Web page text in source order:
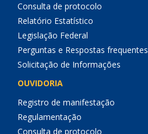
Consulta de protocolo
Relatório Estatístico
Legislação Federal
Perguntas e Respostas frequentes
Solicitação de Informações
OUVIDORIA
Registro de manifestação
Regulamentação
Consulta de protocolo